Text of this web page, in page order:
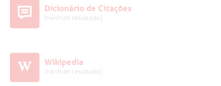
Dicionário de Citações
(nenhum resultado)
Wikipedia
(nenhum resultado)